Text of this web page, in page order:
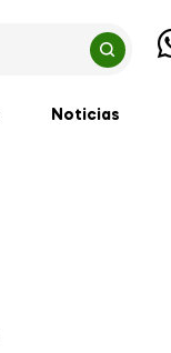
Noticias